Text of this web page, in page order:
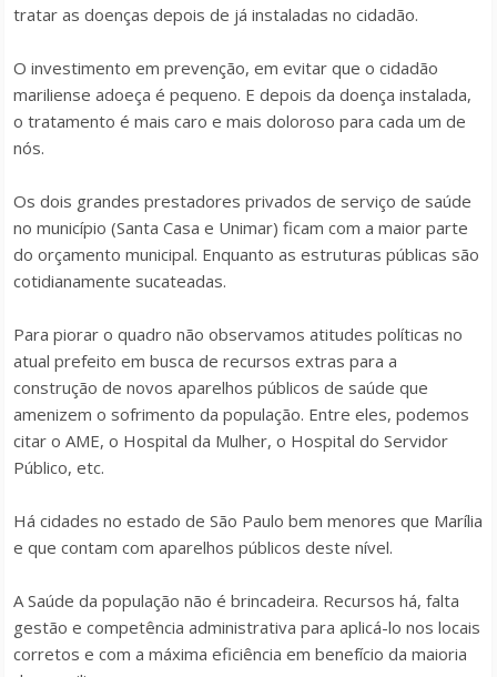
tratar as doenças depois de já instaladas no cidadão.
O investimento em prevenção, em evitar que o cidadão
mariliense adoeça é pequeno. E depois da doença instalada,
o tratamento é mais caro e mais doloroso para cada um de
nós.
Os dois grandes prestadores privados de serviço de saúde
no município (Santa Casa e Unimar) ficam com a maior parte
do orçamento municipal. Enquanto as estruturas públicas são
cotidianamente sucateadas.
Para piorar o quadro não observamos atitudes políticas no
atual prefeito em busca de recursos extras para a
construção de novos aparelhos públicos de saúde que
amenizem o sofrimento da população. Entre eles, podemos
citar o AME, o Hospital da Mulher, o Hospital do Servidor
Público, etc.
Há cidades no estado de São Paulo bem menores que Marília
e que contam com aparelhos públicos deste nível.
A Saúde da população não é brincadeira. Recursos há, falta
gestão e competência administrativa para aplicá-lo nos locais
corretos e com a máxima eficiência em benefício da maioria